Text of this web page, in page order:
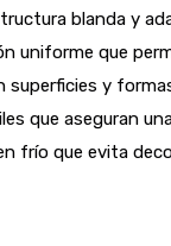
blanda y
uniforme que
superficies y
que aseguran
frío que evita